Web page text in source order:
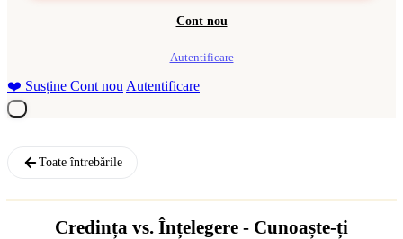
Cont nou
Autentificare
❤️ Susține Cont nou Autentificare
Toate întrebările
Credința vs. Înțelegere - Cunoaște-ți